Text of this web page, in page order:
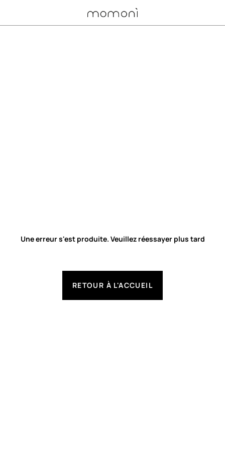
Une erreur s'est produite. Veuillez réessayer plus tard
RETOUR À L'ACCUEIL